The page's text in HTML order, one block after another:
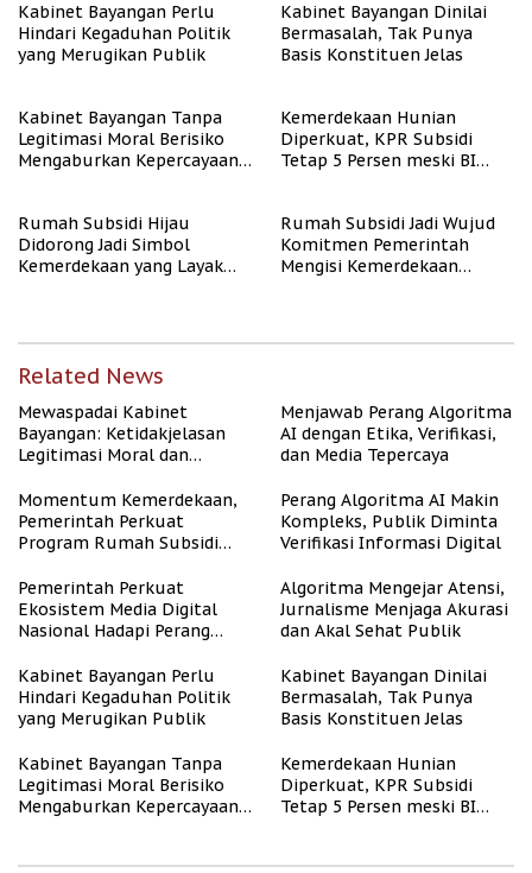
Kabinet Bayangan Perlu
Hindari Kegaduhan Politik
yang Merugikan Publik
Kabinet Bayangan Dinilai
Bermasalah, Tak Punya
Basis Konstituen Jelas
Kabinet Bayangan Tanpa
Legitimasi Moral Berisiko
Mengaburkan Kepercayaan
Kemerdekaan Hunian
Diperkuat, KPR Subsidi
Tetap 5 Persen meski BI
Rumah Subsidi Hijau
Didorong Jadi Simbol
Kemerdekaan yang Layak
Rumah Subsidi Jadi Wujud
Komitmen Pemerintah
Mengisi Kemerdekaan
Related News
Mewaspadai Kabinet
Bayangan: Ketidakjelasan
Legitimasi Moral dan
Menjawab Perang Algoritma
AI dengan Etika, Verifikasi,
dan Media Tepercaya
Momentum Kemerdekaan,
Pemerintah Perkuat
Program Rumah Subsidi
Berpenghasilan Rendah
Perang Algoritma AI Makin
Kompleks, Publik Diminta
Verifikasi Informasi Digital
Pemerintah Perkuat
Ekosistem Media Digital
Nasional Hadapi Perang
Algoritma Mengejar Atensi,
Jurnalisme Menjaga Akurasi
dan Akal Sehat Publik
Kabinet Bayangan Perlu
Hindari Kegaduhan Politik
yang Merugikan Publik
Kabinet Bayangan Dinilai
Bermasalah, Tak Punya
Basis Konstituen Jelas
Kabinet Bayangan Tanpa
Legitimasi Moral Berisiko
Mengaburkan Kepercayaan
Kemerdekaan Hunian
Diperkuat, KPR Subsidi
Tetap 5 Persen meski BI